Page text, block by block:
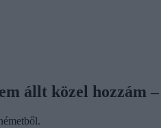
állt közel hozzám